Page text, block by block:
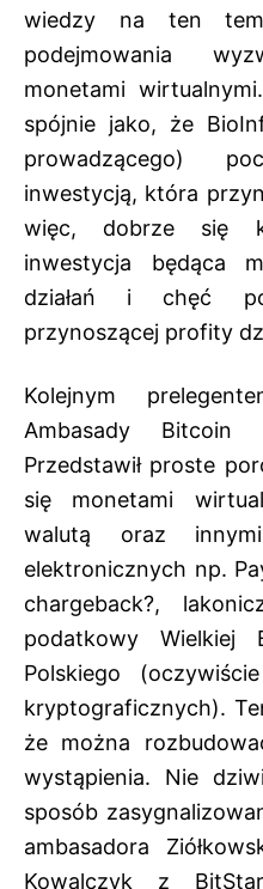
wiedzy na ten
podejmowania
monetami
spójnie jako, że
prowadzącego)
inwestycją, która
więc, dobrze się
inwestycja będąca
działań i chęć
przynoszącej profity
Kolejnym
Ambasady Bitcoin
Przedstawił proste
się monetami
walutą oraz
elektronicznych np.
chargeback?,
podatkowy
Polskiego
kryptograficznych).
że można
wystąpienia. Nie
sposób
ambasadora
Kowalczyk z